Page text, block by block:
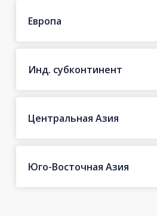
Европа
Инд. субконтинент
Центральная Азия
Юго-Восточная Азия